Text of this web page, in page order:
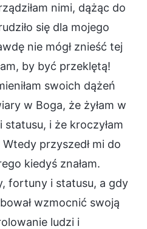
nimi, dążąc do
się dla mojego
nie mógł znieść tej
by być przeklętą!
swoich dążeń
w Boga, że żyłam w
i że kroczyłam
przyszedł mi do
kiedyś znałam.
fortuny i statusu, a gdy
wzmocnić swoją
ludzi i